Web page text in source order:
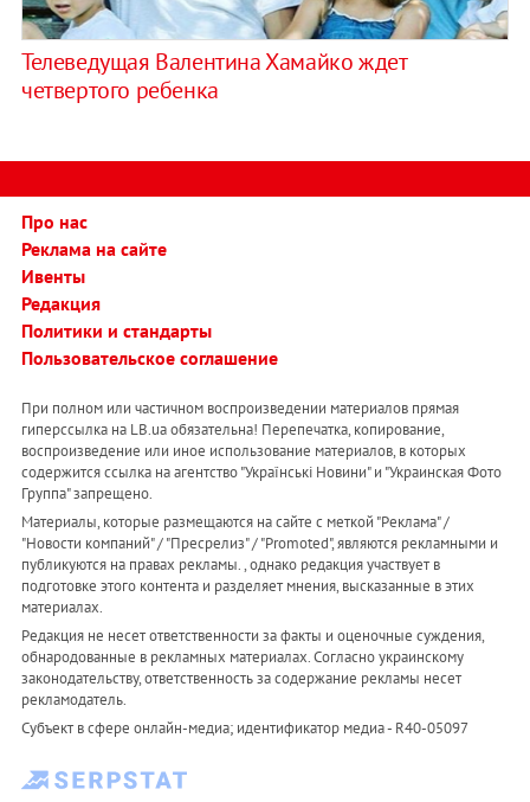
Телеведущая Валентина Хамайко ждет
четвертого ребенка
Про нас
Реклама на сайте
Ивенты
Редакция
Политики и стандарты
Пользовательское соглашение
При полном или частичном воспроизведении материалов прямая
гиперссылка на LB.ua обязательна! Перепечатка, копирование,
воспроизведение или иное использование материалов, в которых
содержится ссылка на агентство "Українськi Новини" и "Украинская Фото
Группа" запрещено.
Материалы, которые размещаются на сайте с меткой "Реклама" /
"Новости компаний" / "Пресрелиз" / "Promoted", являются рекламными и
публикуются на правах рекламы. , однако редакция участвует в
подготовке этого контента и разделяет мнения, высказанные в этих
материалах.
Редакция не несет ответственности за факты и оценочные суждения,
обнародованные в рекламных материалах. Согласно украинскому
законодательству, ответственность за содержание рекламы несет
рекламодатель.
Субъект в сфере онлайн-медиа; идентификатор медиа - R40-05097